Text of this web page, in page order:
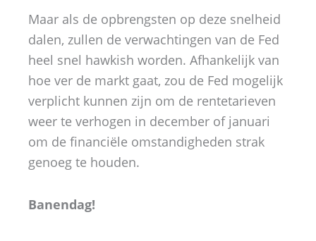
Maar als de opbrengsten op deze snelheid
dalen, zullen de verwachtingen van de Fed
heel snel hawkish worden. Afhankelijk van
hoe ver de markt gaat, zou de Fed mogelijk
verplicht kunnen zijn om de rentetarieven
weer te verhogen in december of januari
om de financiële omstandigheden strak
genoeg te houden.
Banendag!